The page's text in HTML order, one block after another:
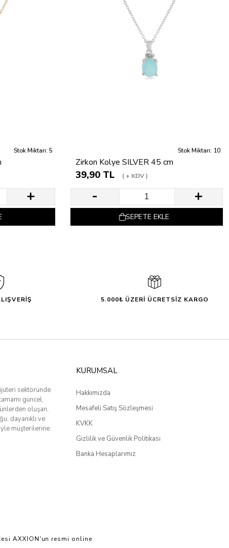
Stok Miktarı: 5 Stok Miktarı: 10
Zirkon Kolye SILVER 45 cm
39,90 TL + KDV
SEPETE EKLE
5.000₺ ÜZERİ ÜCRETSİZ KARGO
sektöründe
güncel,
oluşan,
dayanıklı ve
müşterilerine
KURUMSAL
Hakkımızda
Mesafeli Satış Sözleşmesi
KVKK
Gizlilik ve Güvenlik Politikası
Banka Hesaplarımız
AXXION'un resmi online